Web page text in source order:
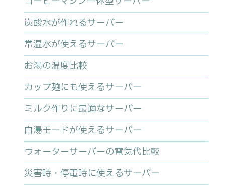
炭酸水が作れるサーバー
常温水が使えるサーバー
お湯の温度比較
カップ麺にも使えるサーバー
ミルク作りに最適なサーバー
白湯モードが使えるサーバー
ウォーターサーバーの電気代比較
災害時・停電時に使えるサーバー